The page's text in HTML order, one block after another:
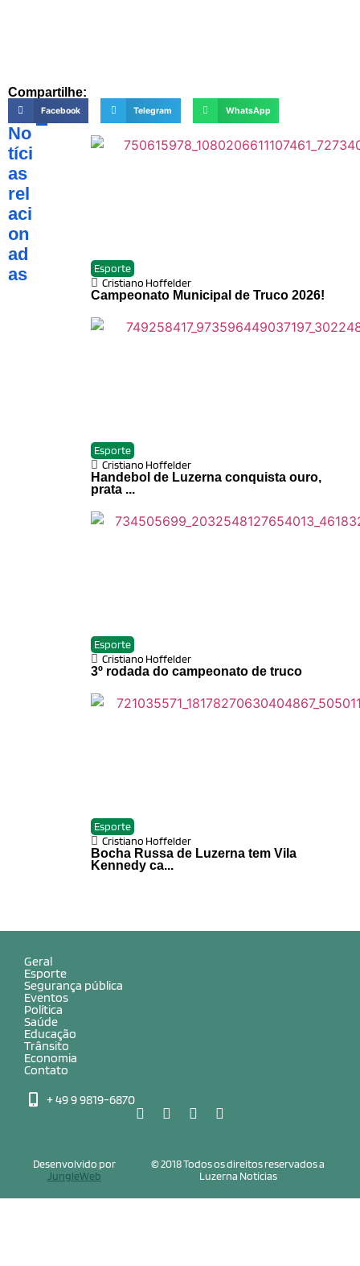
Compartilhe:
Facebook Telegram WhatsApp
No
tíci
as
rel
aci
on
ad
as
Esporte
Cristiano Hoffelder
Campeonato Municipal de Truco 2026!
Esporte
Cristiano Hoffelder
Handebol de Luzerna conquista ouro,
prata ...
Esporte
Cristiano Hoffelder
3º rodada do campeonato de truco
Esporte
Cristiano Hoffelder
Bocha Russa de Luzerna tem Vila
Kennedy ca...
Geral
Esporte
Segurança pública
Eventos
Política
Saúde
Educação
Trânsito
Economia
Contato
+ 49 9 9819-6870
© 2018 Todos os direitos reservados a
Luzerna Notícias
Desenvolvido por
JungleWeb